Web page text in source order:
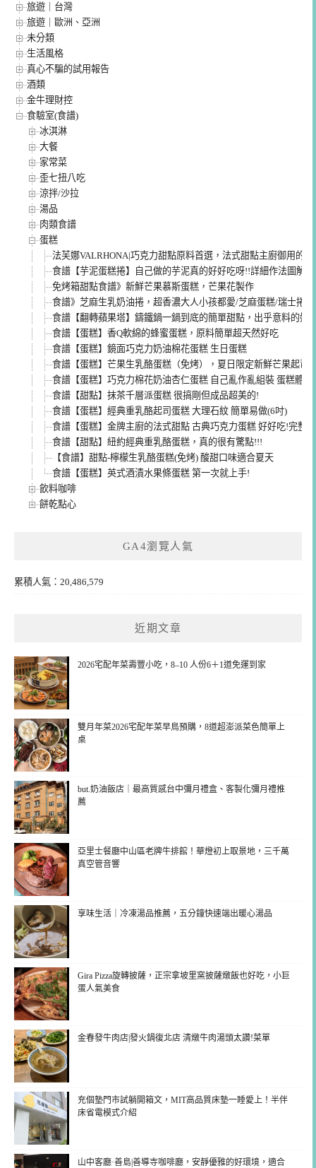
旅遊｜台灣
旅遊｜歐洲、亞洲
未分類
生活風格
真心不騙的試用報告
酒類
金牛理財控
食驗室(食譜)
冰淇淋
大餐
家常菜
歪七扭八吃
涼拌/沙拉
湯品
肉類食譜
蛋糕
法芙娜VALRHONA|巧克力甜點原料首選，法式甜點主廚御用的
食譜【芋泥蛋糕捲】自己做的芋泥真的好好吃呀!!詳細作法圖解
免烤箱甜點食譜》新鮮芒果慕斯蛋糕，芒果花製作
食譜》芝麻生乳奶油捲，超香濃大人小孩都愛/芝麻蛋糕/瑞士捲
食譜【翻轉蘋果塔】鑄鐵鍋一鍋到底的簡單甜點，出乎意料的好
食譜【蛋糕】香Q軟綿的蜂蜜蛋糕，原料簡單超天然好吃
食譜【蛋糕】鏡面巧克力奶油棉花蛋糕 生日蛋糕
食譜【蛋糕】芒果生乳酪蛋糕（免烤），夏日限定新鮮芒果起司
食譜【蛋糕】巧克力棉花奶油杏仁蛋糕 自己亂作亂組裝 蛋糕體超
食譜【甜點】抹茶千層派蛋糕 很搞剛但成品超美的!
食譜【蛋糕】經典重乳酪起司蛋糕 大理石紋 簡單易做(6吋)
食譜【蛋糕】金牌主廚的法式甜點 古典巧克力蛋糕 好好吃!完整
食譜【甜點】紐約經典重乳酪蛋糕，真的很有驚點!!!
【食譜】甜點-檸檬生乳酪蛋糕(免烤) 酸甜口味適合夏天
食譜【蛋糕】英式酒漬水果條蛋糕 第一次就上手!
飲料咖啡
餅乾點心
GA4瀏覽人氣
累積人氣：20,486,579
近期文章
2026宅配年菜壽豐小吃，8–10 人份6＋1道免運到家
雙月年菜2026宅配年菜早鳥預購，8道超澎派菜色簡單上
桌
but.奶油飯店｜最高質感台中彌月禮盒、客製化彌月禮推
薦
亞里士餐廳中山區老牌牛排館！華燈初上取景地，三千萬
真空管音響
享味生活｜冷凍湯品推薦，五分鐘快速端出暖心湯品
Gira Pizza旋轉披薩，正宗拿坡里窯披薩燉飯也好吃，小巨
蛋人氣美食
金春發牛肉店|發火鍋復北店 清燉牛肉湯頭太讚!菜單
充個墊門市試躺開箱文，MIT高品質床墊一睡愛上！半伴
床省電模式介紹
山中客廳·善島|善導寺咖啡廳，安靜優雅的好環境，適合